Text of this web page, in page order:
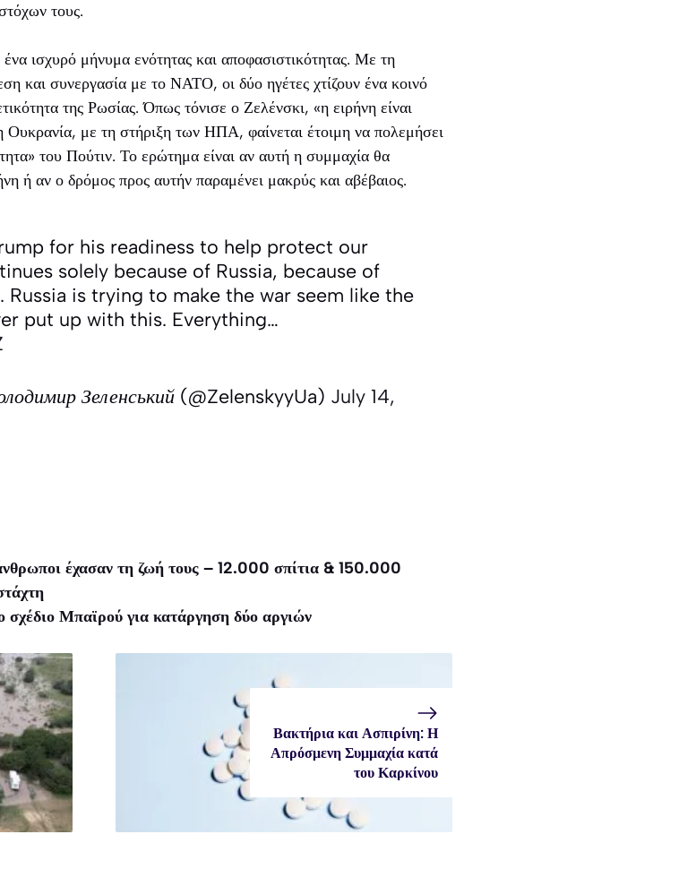
τους.
ισχυρό μήνυμα ενότητας και αποφασιστικότητας. Με τη
και συνεργασία με το ΝΑΤΟ, οι δύο ηγέτες χτίζουν ένα κοινό
της Ρωσίας. Όπως τόνισε ο Ζελένσκι, «η ειρήνη είναι
με τη στήριξη των ΗΠΑ, φαίνεται έτοιμη να πολεμήσει
του Πούτιν. Το ερώτημα είναι αν αυτή η συμμαχία θα
ή αν ο δρόμος προς αυτήν παραμένει μακρύς και αβέβαιος.
for his readiness to help protect our
solely because of Russia, because of
Russia is trying to make the war seem like the
put up with this. Everything…
Зеленський (@ZelenskyyUa) July 14,
έχασαν τη ζωή τους – 12.000 σπίτια & 150.000
Μπαϊρού για κατάργηση δύο αργιών
Βακτήρια και Ασπιρίνη: Η
Απρόσμενη Συμμαχία κατά
του Καρκίνου